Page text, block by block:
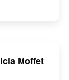
Moffet